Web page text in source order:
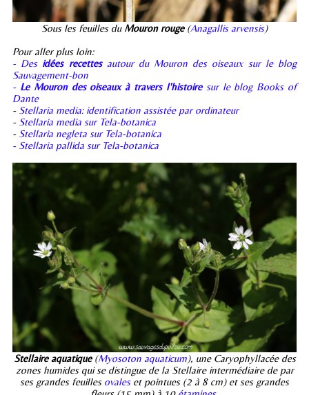
Sous les feuilles du Mouron rouge (Anagallis arvensis)
Pour aller plus loin:
- Des idées recettesautour du Mouron des oiseaux sur le blog
Sauvagement-bon
- Le Mouron des oiseaux à travers l'histoiresur le blog Books of
Dante
- Stellaria media: identification assistée par ordinateur
- Stellaria media sur Tela-botanica
- Stellaria negleta sur Tela-botanica
- Stellaria pallida sur Tela-botanica
Stellaire aquatique(Myosoton aquaticum), une Caryophyllacée des
zones humides qui se distingue de la Stellaire intermédiaire de par
ses grandes feuilles ovaleset pointues (2 à 8 cm) et ses grandes